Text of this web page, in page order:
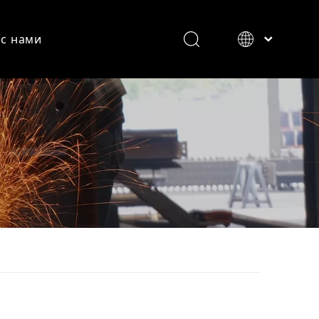
Настенная система
нами